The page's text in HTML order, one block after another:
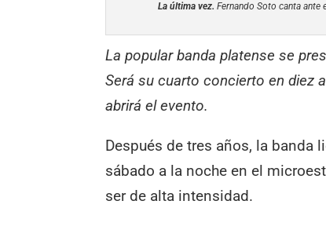
La última vez. Fernando Soto canta ante
La popular banda platense se
Será su cuarto concierto en diez
abrirá el evento.
Después de tres años, la banda
sábado a la noche en el
ser de alta intensidad.